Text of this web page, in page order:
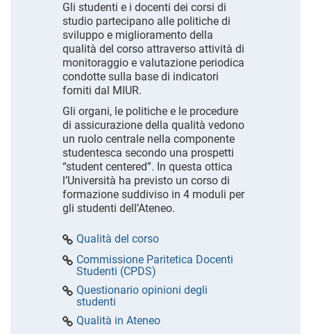
Gli studenti e i docenti dei corsi di
studio partecipano alle politiche di
sviluppo e miglioramento della
qualità del corso attraverso attività di
monitoraggio e valutazione periodica
condotte sulla base di indicatori
forniti dal MIUR.
Gli organi, le politiche e le procedure
di assicurazione della qualità vedono
un ruolo centrale nella componente
studentesca secondo una prospetti
“student centered”. In questa ottica
l’Università ha previsto un corso di
formazione suddiviso in 4 moduli per
gli studenti dell’Ateneo.
Qualità del corso
Commissione Paritetica Docenti
Studenti (CPDS)
Questionario opinioni degli
studenti
Qualità in Ateneo